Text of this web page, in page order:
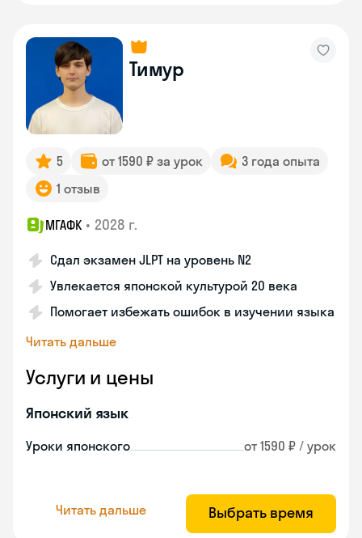
Тимур
5 от 1590 ₽ за урок
3 года опыта
1 отзыв
МГАФК • 2028 г.
Сдал экзамен JLPT на уровень N2
Увлекается японской культурой 20 века
Помогает избежать ошибок в изучении языка
Читать дальше
Услуги и цены
Японский язык
Уроки японского от 1590 ₽ / урок
Читать дальше Выбрать время